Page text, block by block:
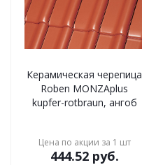
Керамическая черепица
Roben MONZAplus
kupfer-rotbraun, ангоб
Цена по акции за 1 шт
444.52руб.